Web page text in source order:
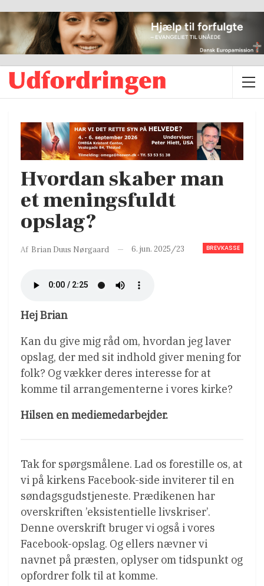
Hvordan skaber man
et meningsfuldt
opslag?
BREVKASSE
Af Brian Duus Nørgaard 6. jun. 2025/23
Hej Brian
Kan du give mig råd om, hvordan jeg laver
opslag, der med sit indhold giver mening for
folk? Og vækker deres interesse for at
komme til arrangementerne i vores kirke?
Hilsen en mediemedarbejder.
Tak for spørgsmålene. Lad os forestille os, at
vi på kirkens Facebook-side inviterer til en
søndagsgudstjeneste. Prædikenen har
overskriften ’eksistentielle livskriser’.
Denne overskrift bruger vi også i vores
Facebook-opslag. Og ellers nævner vi
navnet på præsten, oplyser om tidspunkt og
opfordrer folk til at komme.